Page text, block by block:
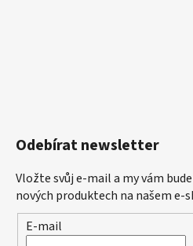
Odebírat newsletter
Vložte svůj e-mail a my vám
nových produktech na našem e-
E-mail